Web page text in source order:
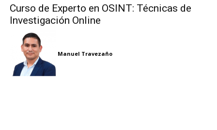
Curso de Experto en OSINT: Técnicas de
Investigación Online
Manuel Travezaño